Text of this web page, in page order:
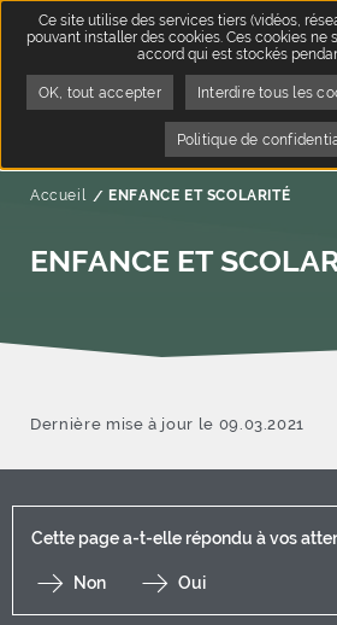
Accueil Page active :
ENFANCE ET SCOLARITÉ
ENFANCE ET
Dernière mise à jour le 09.03.2021
Cette page a-t-elle répondu à vos
Non Oui
Ce site utilise des services tiers (vidéos,
pouvant installer des cookies. Ces cookies ne
accord qui est stockés
OK, tout accepter Interdire tous les
Politique de